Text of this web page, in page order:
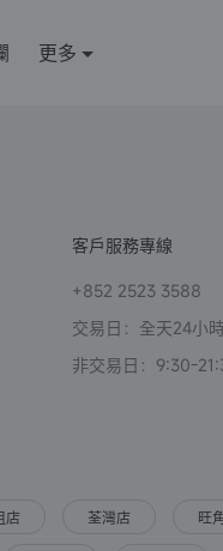
更多
客戶服務專線
+852 2523 3588
交易日：全天24小
非交易日：9:30-
店 荃灣店 旺